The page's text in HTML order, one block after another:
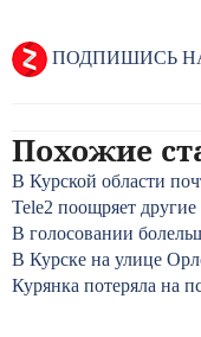
ПОДПИШИСЬ
Похожие
В Курской области
Tele2 поощряет
В голосовании
В Курске на улице
Курянка потеряла на